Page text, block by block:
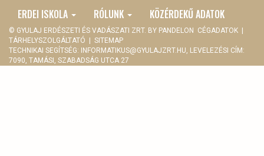
ERDEI ISKOLA
RÓLUNK KÖZÉRDEKŰ ADATOK
© GYULAJ ERDÉSZETI ÉS VADÁSZATI ZRT. BY PANDELON CÉGADATOK |
TÁRHELYSZOLGÁLTATÓ | SITEMAP
TECHNIKAI SEGÍTSÉG: INFORMATIKUS@GYULAJZRT.HU, LEVELEZÉSI CÍM:
7090, TAMÁSI, SZABADSÁG UTCA 27